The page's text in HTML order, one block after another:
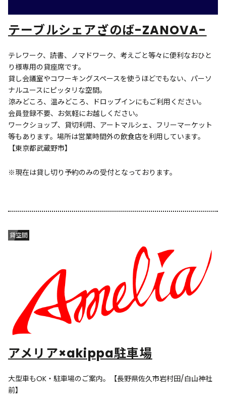
テーブルシェアざのば-ZANOVA-
テレワーク、読書、ノマドワーク、考えごと等々に便利なおひと
り様専用の貸座席です。
貸し会議室やコワーキングスペースを使うほどでもない、パーソ
ナルユースにピッタリな空間。
涼みどころ、温みどころ、ドロップインにもご利用ください。
会員登録不要、お気軽にお越しください。
ワークショップ、貸切利用、アートマルシェ、フリーマーケット
等もあります。場所は営業時間外の飲食店を利用しています。
【東京都武蔵野市】
※現在は貸し切り予約のみの受付となっております。
貸空間
アメリア×akippa駐車場
大型車もOK・駐車場のご案内。【長野県佐久市岩村田/白山神社
前】